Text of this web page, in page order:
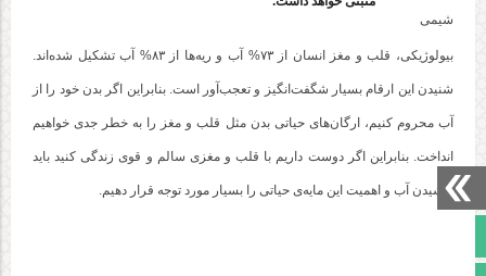
شیمی
بیولوژیکی، قلب و مغز انسان از ۷۳% آب و ریه‌ها از ۸۳% آب تشکیل شده‌اند.
شنیدن این ارقام بسیار شگفت‌انگیز و تعجب‌آور است. بنابراین اگر بدن خود را از
آب محروم کنیم، ارگان‌های حیاتی بدن مثل قلب و مغز را به خطر جدی خواهیم
انداخت. بنابراین اگر دوست داریم با قلب و مغزی سالم و قوی زندگی کنید باید
نوشیدن آب و اهمیت این مایه‌ی حیاتی را بسیار مورد توجه قرار دهیم.